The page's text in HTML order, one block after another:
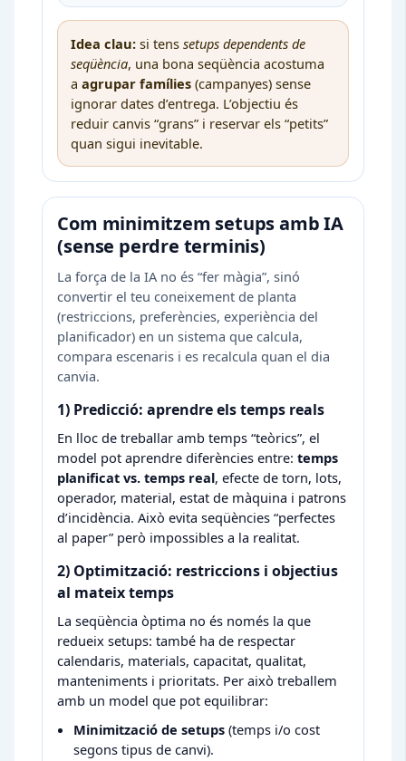
Idea clau: si tenssetups dependents de
seqüència, una bona seqüència acostuma
aagrupar famílies (campanyes) sense
ignorar dates d’entrega. L’objectiu és
reduir canvis “grans” i reservar els “petits”
quan sigui inevitable.
Com minimitzem setups amb IA
(sense perdre terminis)
La força de la IA no és “fer màgia”, sinó
convertir el teu coneixement de planta
(restriccions, preferències, experiència del
planificador) en un sistema que calcula,
compara escenaris i es recalcula quan el dia
canvia.
1) Predicció: aprendre els temps reals
En lloc de treballar amb temps “teòrics”, el
model pot aprendre diferències entre:temps
planificat vs. temps real, efecte de torn, lots,
operador, material, estat de màquina i patrons
d’incidència. Això evita seqüències “perfectes
al paper” però impossibles a la realitat.
2) Optimització: restriccions i objectius
al mateix temps
La seqüència òptima no és només la que
redueix setups: també ha de respectar
calendaris, materials, capacitat, qualitat,
manteniments i prioritats. Per això treballem
amb un model que pot equilibrar:
Minimització de setups (temps i/o cost
segons tipus de canvi).